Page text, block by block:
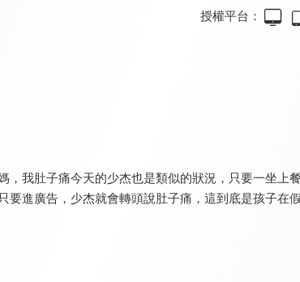
授權平台：
我肚子痛今天的少杰也是類似的狀況，只要一坐上
進廣告，少杰就會轉頭說肚子痛，這到底是孩子在